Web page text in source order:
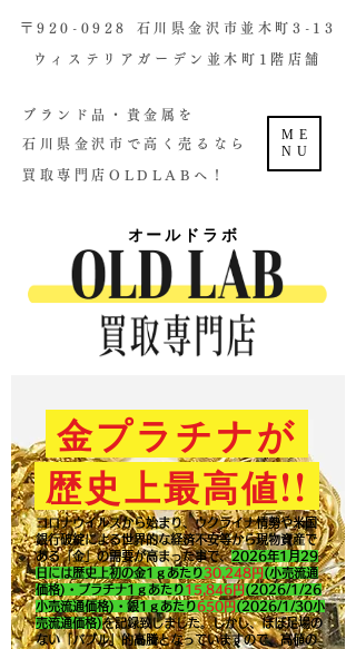
ME
NU
金プラチナが
歴史上最高値!!
コロナウイルスから始まり、ウクライナ情勢や米国
銀行破綻による世界的な経済不安等から現物資産で
ある「金」の需要が高まった事で、2026年1月29
日には歴史上初の金1ｇあたり30,248円 (小売流通
価格)・プラチナ1ｇあたり15,846円 (2026/1/26
小売流通価格)・銀1ｇあたり650円 (2026/1/30小
売流通価格)を記録致しました。​しかし、ほぼ足場の
ない「バブル」的高騰となっていますので、高値の
​〒920-0928 石川県金沢市並木町3-13
ウィステリアガーデン並木町1階店舗​
ブランド品・貴金属を
石川県金沢市で高く売るなら
買取専門店OLDLABへ！
オールドラボ